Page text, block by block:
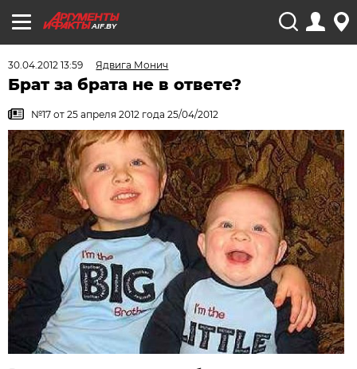
AIF.BY
30.04.2012 13:59 Ядвига Монич
Брат за брата не в ответе?
№17 от 25 апреля 2012 года 25/04/2012